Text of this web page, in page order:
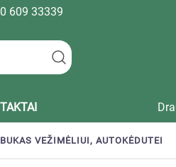
609 33339
VEŽIMĖLIUI, AUTOKĖDUTEI